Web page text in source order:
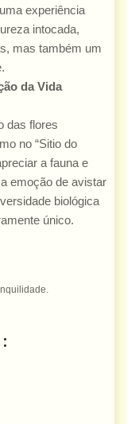
experiência
intocada,
mas também um
da Vida
das flores
no “Sitio do
a fauna e
emoção de avistar
biológica
único.